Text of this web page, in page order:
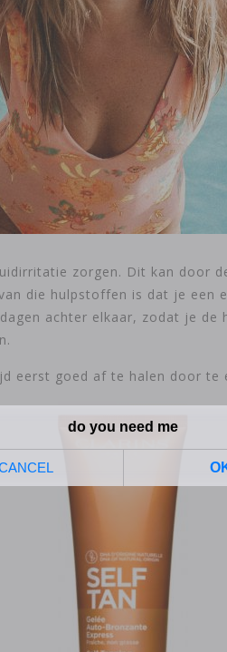
zorgen. Dit kan
die hulpstoffen is dat je
achter elkaar, zodat je
eerst goed af te halen door